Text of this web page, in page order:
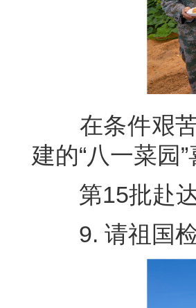
在条件艰苦
建的“八一菜园
第15批赴达
9. 请祖国